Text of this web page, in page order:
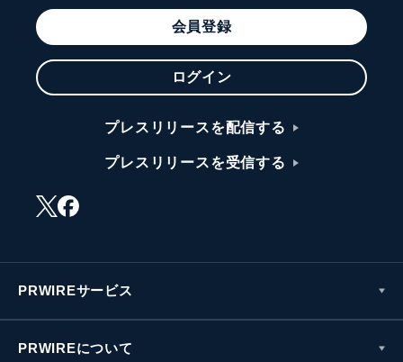
会員登録
ログイン
プレスリリースを配信する
プレスリリースを受信する
PRWIREサービス
PRWIREについて